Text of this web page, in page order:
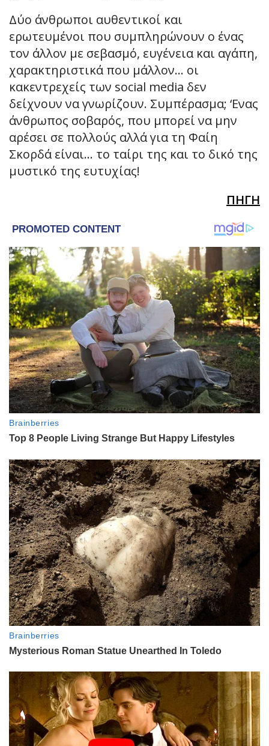
Δύο άνθρωποι αυθεντικοί και
ερωτευμένοι που συμπληρώνουν ο ένας
τον άλλον με σεβασμό, ευγένεια και αγάπη,
χαρακτηριστικά που μάλλον… οι
κακεντρεχείς των social media δεν
δείχνουν να γνωρίζουν. Συμπέρασμα; ‘Ενας
άνθρωπος σοβαρός, που μπορεί να μην
αρέσει σε πολλούς αλλά για τη Φαίη
Σκορδά είναι… το ταίρι της και το δικό της
μυστικό της ευτυχίας!
ΠΗΓΗ